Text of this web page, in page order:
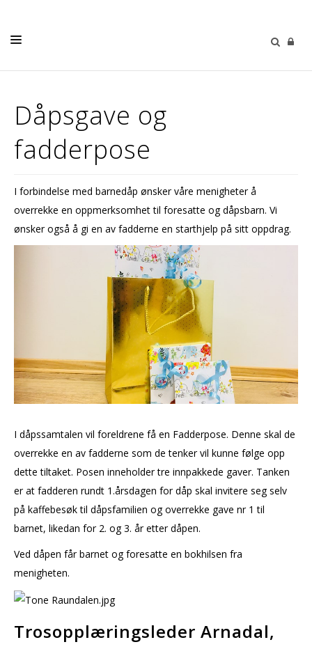
KONFIRMASJON
BARN
DIAKONI
OM OSS
Dåpsgave og
fadderpose
I forbindelse med barnedåp ønsker våre menigheter å
overrekke en oppmerksomhet til foresatte og dåpsbarn. Vi
ønsker også å gi en av fadderne en starthjelp på sitt oppdrag.
I dåpssamtalen vil foreldrene få en Fadderpose. Denne skal de
overrekke en av fadderne som de tenker vil kunne følge opp
dette tiltaket. Posen inneholder tre innpakkede gaver. Tanken
er at fadderen rundt 1.årsdagen for dåp skal invitere seg selv
på kaffebesøk til dåpsfamilien og overrekke gave nr 1 til
barnet, likedan for 2. og 3. år etter dåpen.
Ved dåpen får barnet og foresatte en bokhilsen fra
menigheten.
Trosopplæringsleder Arnadal,